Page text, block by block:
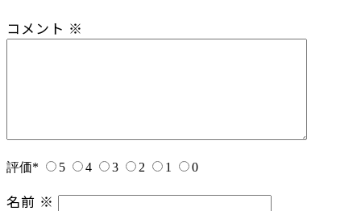
コメント ※
評価* 5 4 3 2 1 0
名前 ※